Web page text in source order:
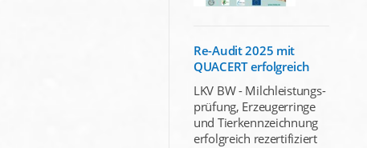
Re-Audit 2025 mit
QUACERT erfolgreich
LKV BW - Milchleistungs-
prüfung, Erzeugerringe
und Tierkennzeichnung
erfolgreich rezertifiziert